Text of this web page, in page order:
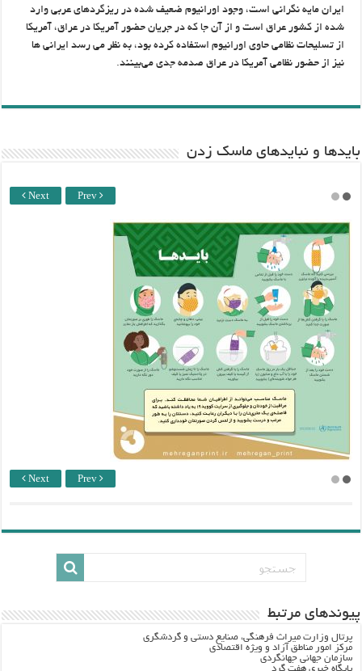
ایران مایه نگرانی است، وجود اورانیوم ضعیف شده در ریزگردهای عربی وارد
شده از کشور عراق است و از آن جا که در جریان حضور آمریکا در عراق، آمریکا
از تسلیحات نظامی حاوی اورانیوم استفاده کرده بود، به نظر می رسد ایرانی ها
نیز از حضور نظامی آمریکا در عراق صدمه جدی می‌بینند.
باید‌ها و نبایدهای ماسک زدن
Next Prev
Next Prev
پيوندهاي مرتبط
پرتال وزارت ميراث فرهنگي، صنایع دستی و گردشگري
مرکز امور مناطق آزاد و ویژه اقتصادی
سازمان جهانی جهانگردی